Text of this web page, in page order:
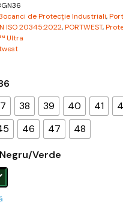
de Protecție Industriali,
ISO 20345:2022,PORTWEST,
Ultra
38 39 40 41
46 47 48
Verde